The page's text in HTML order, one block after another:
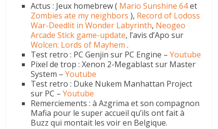
Actus : Jeux homebrew ( Mario Sunshine 64et
Zombies ate my neighbors ), Record of Lodoss
War-Deedlit in Wonder Labyrinth, Neogeo
Arcade Stick game-update, l’avis d’Apo sur
Wolcen: Lords of Mayhem .
Test retro : PC Genjin sur PC Engine –Youtube
Pixel de trop : Xenon 2-Megablast sur Master
System –Youtube
Test retro : Duke Nukem Manhattan Project
sur PC –Youtube
Remerciements : à Azgrima et son compagnon
Mafia pour le super accueil qu’ils ont fait à
Buzz qui montait les voir en Belgique.